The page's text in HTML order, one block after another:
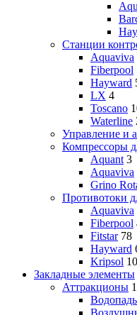
Станции
Aquaviva
Fiberpool
Hayward
LX 4
Toscano
Waterline
Управление и
Компрессоры
Aquant 3
Aquaviva
Grino
Противотоки
Aquaviva
Fiberpool
Fitstar 78
Hayward
Kripsol 10
Закладные элементы
Аттракционы